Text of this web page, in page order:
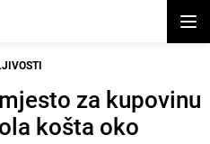
za kupovinu
košta oko